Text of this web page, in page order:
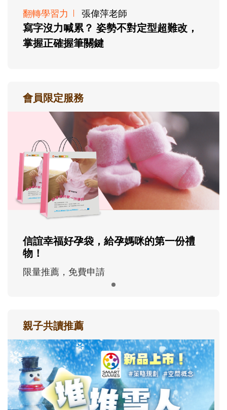
翻轉學習力 張偉萍老師
寫字沒力喊累？ 姿勢不對定型超難改，
掌握正確握筆關鍵
會員限定服務
信誼幸福好孕袋，給孕媽咪的第一份禮
物！
限量推薦，免費申請
親子共讀推薦